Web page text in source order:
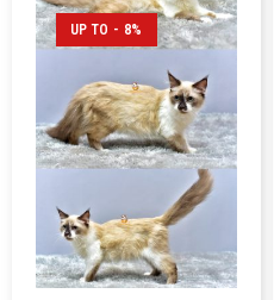
UP TO - 8%